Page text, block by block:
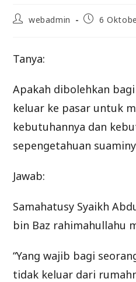
Postwebadmin
Post6
Tanya:
Apakah dibolehkan
keluar ke pasar untuk
kebutuhannya dan
sepengetahuan
Jawab:
Samahatusy Syaikh
bin Baz rahimahullahu
“Yang wajib bagi
tidak keluar dari